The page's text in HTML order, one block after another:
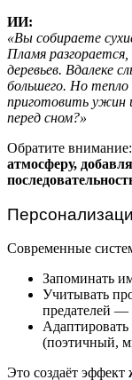
ИИ:
«Вы собираете
Пламя
деревьев. Вдалеке
большего. Но
приготовить ужин
перед сном?»
Обратите
атмосферу,
Современные
Запоминать
Учитывать
предателей —
(поэтичный,
Это создаёт эффект